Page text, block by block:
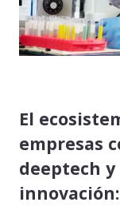
El
empresas
deeptech
innovación: